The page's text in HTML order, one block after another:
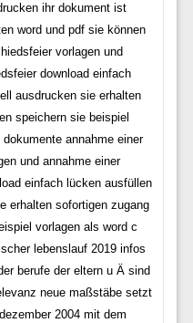
ihr dokument ist
word und pdf sie können
vorlagen und
download einfach
ausdrucken sie erhalten
speichern sie beispiel
annahme einer
und annahme einer
einfach lücken ausfüllen
erhalten sofortigen zugang
vorlagen als word c
lebenslauf 2019 infos
berufe der eltern u Ä sind
neue maßstäbe setzt
2004 mit dem